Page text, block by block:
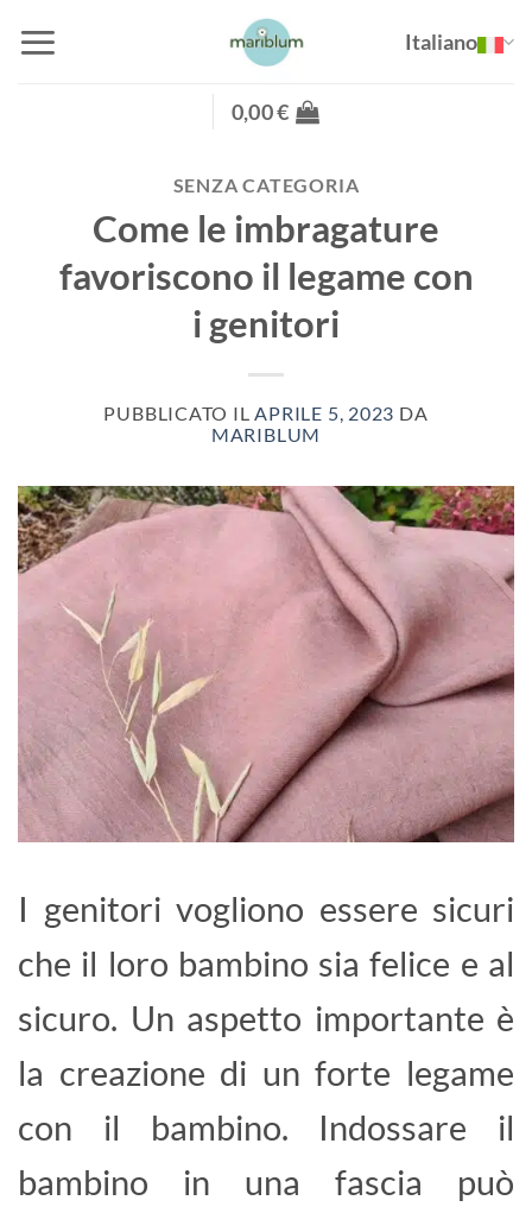
Italiano
0,00€
SENZA CATEGORIA
Come le imbragature
favoriscono il legame con
i genitori
PUBBLICATO ILAPRILE 5, 2023 DA
MARIBLUM
I genitori vogliono essere sicuri
che il loro bambino sia felice e al
sicuro. Un aspetto importante è
la creazione di un forte legame
con il bambino. Indossare il
bambino in una fascia può